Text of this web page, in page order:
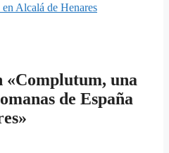
Alcalá de Henares
«Complutum, una
de España